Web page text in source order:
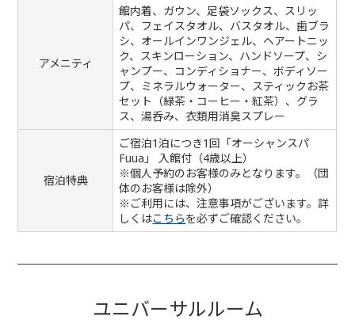
アメニティ
館内着、ガウン、足袋ソックス、スリッ
パ、フェイスタオル、バスタオル、歯ブラ
シ、オールインワンジェル、ヘアートニッ
ク、スキンローション、ハンドソープ、シ
ャンプー、コンディショナー、ボディソー
プ、ミネラルウォーター、スティックお茶
セット（緑茶・コーヒー・紅茶）、グラ
ス、湯呑み、衣類用消臭スプレー
宿泊特典
ご宿泊1泊につき1回「オーシャンスパ
Fuua」 入館付（4歳以上）
※個人予約のお客様のみとなります。（団
体のお客様は除外）
※ご利用には、注意事項がございます。詳
しくはこちらを必ずご確認ください。
ユニバーサルルーム